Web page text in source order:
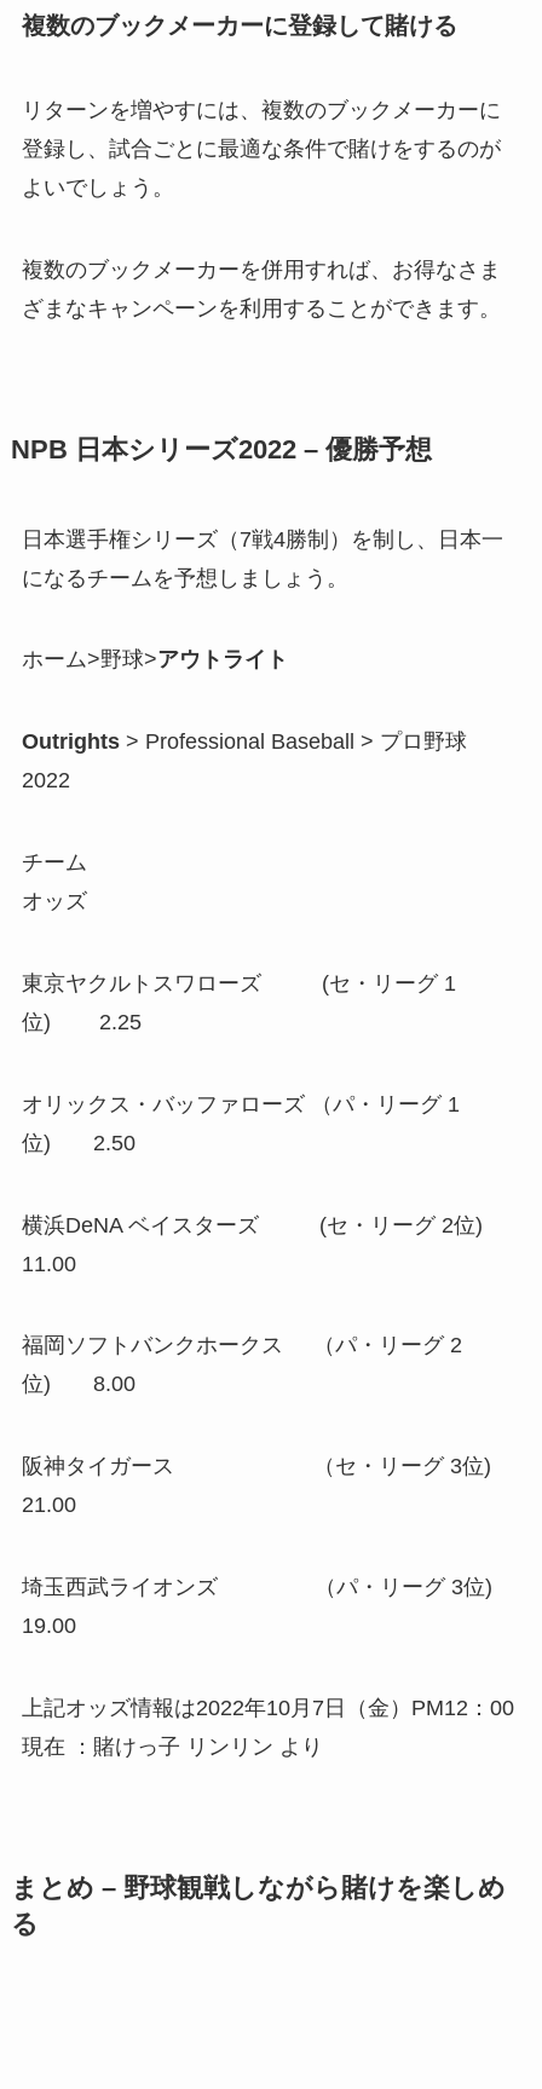
複数のブックメーカーに登録して賭ける
リターンを増やすには、複数のブックメーカーに
登録し、試合ごとに最適な条件で賭けをするのが
よいでしょう。
複数のブックメーカーを併用すれば、お得なさま
ざまなキャンペーンを利用することができます。
NPB 日本シリーズ2022 – 優勝予想
日本選手権シリーズ（7戦4勝制）を制し、日本一
になるチームを予想しましょう。
ホーム>野球>アウトライト
Outrights> Professional Baseball > プロ野球
2022
チーム
オッズ
東京ヤクルトスワローズ (セ・リーグ 1
位) 2.25
オリックス・バッファローズ （パ・リーグ 1
位) 2.50
横浜DeNA ベイスターズ (セ・リーグ 2位)
11.00
福岡ソフトバンクホークス （パ・リーグ 2
位) 8.00
阪神タイガース （セ・リーグ 3位)
21.00
埼玉西武ライオンズ （パ・リーグ 3位)
19.00
上記オッズ情報は2022年10月7日（金）PM12：00
現在 ：賭けっ⼦ リンリン より
まとめ – 野球観戦しながら賭けを楽しめ
る